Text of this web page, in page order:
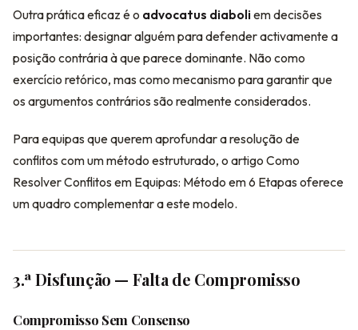
Outra prática eficaz é o advocatus diaboli em decisões
importantes: designar alguém para defender activamente a
posição contrária à que parece dominante. Não como
exercício retórico, mas como mecanismo para garantir que
os argumentos contrários são realmente considerados.
Para equipas que querem aprofundar a resolução de
conflitos com um método estruturado, o artigo Como
Resolver Conflitos em Equipas: Método em 6 Etapas oferece
um quadro complementar a este modelo.
3.ª Disfunção — Falta de Compromisso
Compromisso Sem Consenso